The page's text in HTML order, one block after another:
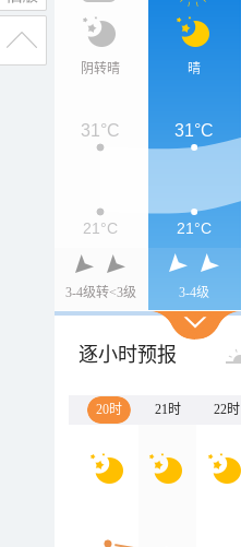
阴转晴
3-4级转<3级
晴
3-4级
31°C 31°C
21°C 21°C
逐小时预报
20时 21时 22时